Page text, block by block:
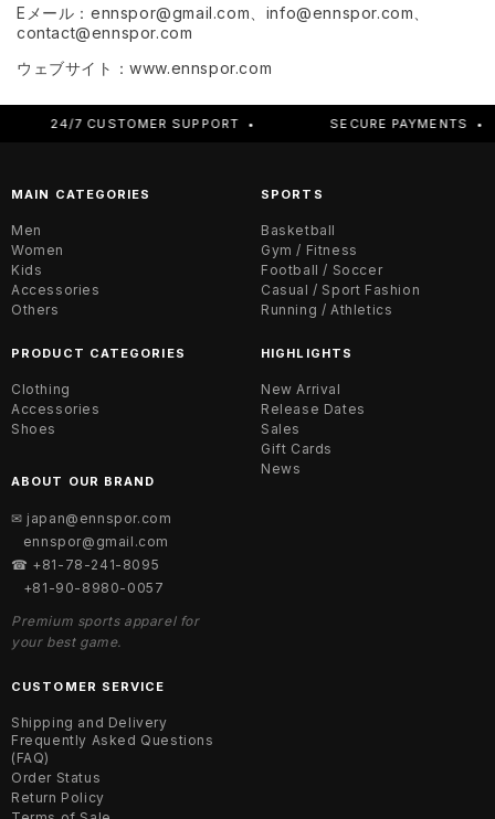
Eメール：ennspor@gmail.com、info@ennspor.com、
contact@ennspor.com
ウェブサイト：www.ennspor.com
24/7 CUSTOMER SUPPORT • SECURE PAYMENTS •
MAIN CATEGORIES
Men
Women
Kids
Accessories
Others
SPORTS
Basketball
Gym / Fitness
Football / Soccer
Casual / Sport Fashion
Running / Athletics
PRODUCT CATEGORIES
Clothing
Accessories
Shoes
ABOUT OUR BRAND
✉ japan@ennspor.com
ennspor@gmail.com
☎ +81-78-241-8095
+81-90-8980-0057
Premium sports apparel for
your best game.
HIGHLIGHTS
New Arrival
Release Dates
Sales
Gift Cards
News
CUSTOMER SERVICE
Shipping and Delivery
Frequently Asked Questions
(FAQ)
Order Status
Return Policy